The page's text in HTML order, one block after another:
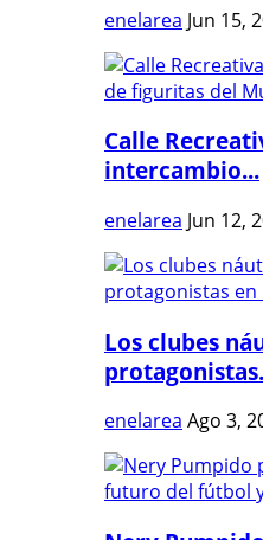
enelarea Jun 15,
Calle
intercambio...
enelarea Jun 12,
Los clubes
enelarea Ago 3,